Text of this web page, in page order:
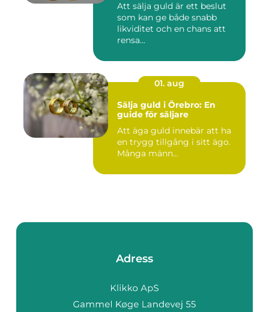
Att sälja guld är ett beslut
som kan ge både snabb
likviditet och en chans att
rensa...
01. aug
Sälja guld i Örebro: En
guide för säljare
Att äga guld innebär att ha
en trygg tillgång i sitt ägo.
Många männ...
Adress